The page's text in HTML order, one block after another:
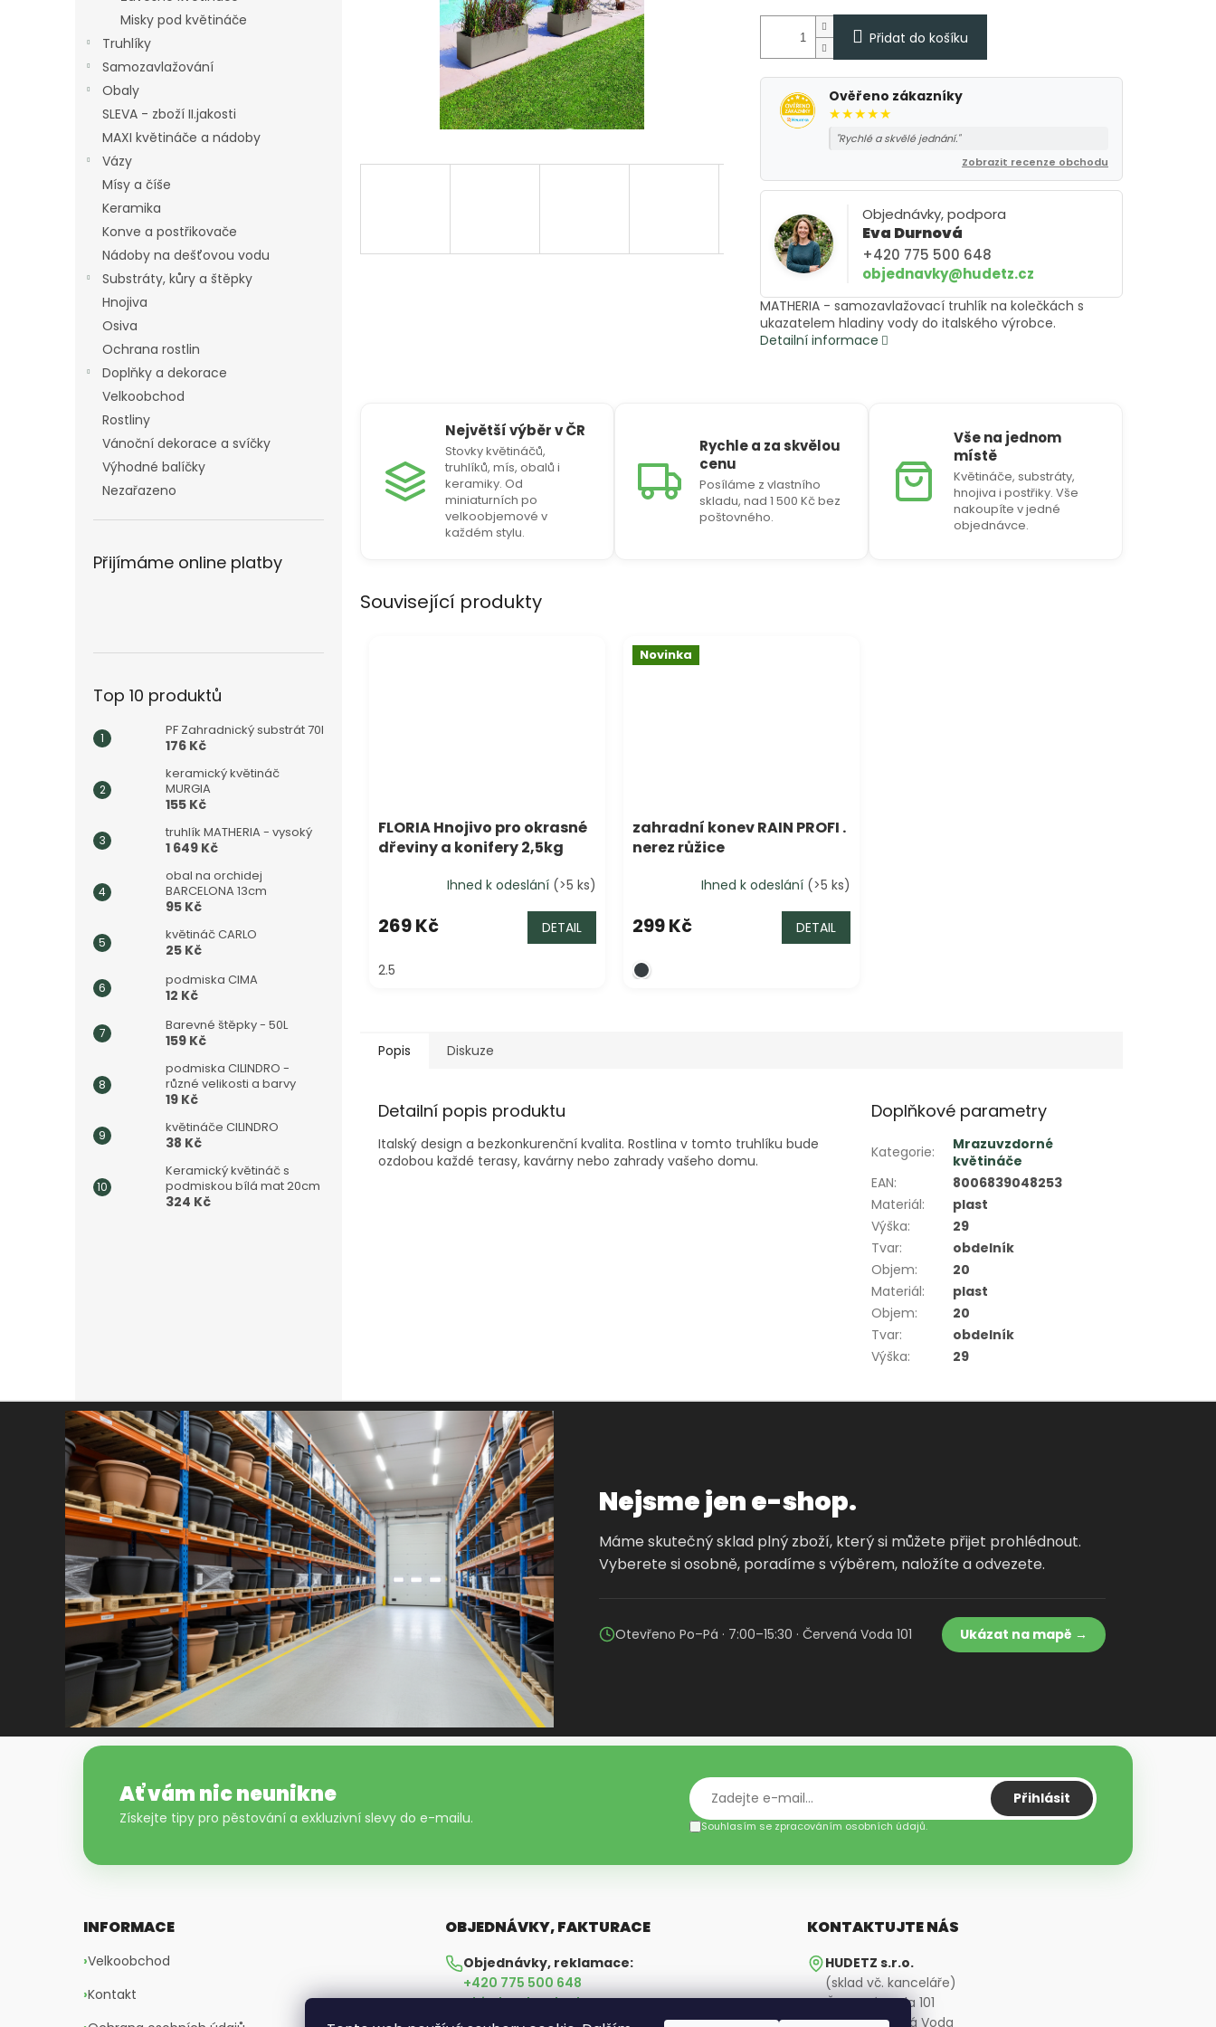
Misky pod květináče
Truhlíky
Samozavlažování
Obaly
SLEVA - zboží II.jakosti
MAXI květináče a nádoby
Vázy
Mísy a číše
Keramika
Konve a postřikovače
Nádoby na dešťovou vodu
Substráty, kůry a štěpky
Hnojiva
Osiva
Ochrana rostlin
Doplňky a dekorace
Velkoobchod
Rostliny
Vánoční dekorace a svíčky
Výhodné balíčky
Nezařazeno
Přijímáme online platby
Top 10 produktů
PF Zahradnický substrát 70l
176 Kč
keramický květináč
MURGIA
155 Kč
truhlík MATHERIA - vysoký
1 649 Kč
obal na orchidej
BARCELONA 13cm
95 Kč
květináč CARLO
25 Kč
podmiska CIMA
12 Kč
Barevné štěpky - 50L
159 Kč
podmiska CILINDRO -
různé velikosti a barvy
19 Kč
květináče CILINDRO
38 Kč
Keramický květináč s
podmiskou bílá mat 20cm
324 Kč
Přidat do košíku
Ověřeno zákazníky
★★★★★
"Rychlé a skvělé jednání."
Zobrazit recenze obchodu
Objednávky, podpora
Eva Durnová
+420 775 500 648
objednavky@hudetz.cz
MATHERIA - samozavlažovací truhlík na kolečkách s
ukazatelem hladiny vody do italského výrobce.
Detailní informace
Největší výběr v ČR
Stovky květináčů,
truhlíků, mís, obalů i
keramiky. Od
miniaturních po
velkoobjemové v
každém stylu.
Rychle a za skvělou
cenu
Posíláme z vlastního
skladu, nad 1 500 Kč bez
poštovného.
Vše na jednom
místě
Květináče, substráty,
hnojiva i postřiky. Vše
nakoupíte v jedné
objednávce.
Související produkty
FLORIA Hnojivo pro okrasné
dřeviny a konifery 2,5kg
Ihned k odeslání (>5 ks)
269 Kč DETAIL
2.5
Novinka
zahradní konev RAIN PROFI .
nerez růžice
Ihned k odeslání (>5 ks)
299 Kč DETAIL
Popis Diskuze
Detailní popis produktu
Italský design a bezkonkurenční kvalita. Rostlina v tomto truhlíku bude
ozdobou každé terasy, kavárny nebo zahrady vašeho domu.
Doplňkové parametry
Kategorie:
Mrazuvzdorné
květináče
EAN:
8006839048253
Materiál:
plast
Výška:
29
Tvar:
obdelník
Objem:
20
Materiál:
plast
Objem:
20
Tvar:
obdelník
Výška: 29
Nejsme jen e-shop.
Máme skutečný sklad plný zboží, který si můžete přijet prohlédnout.
Vyberete si osobně, poradíme s výběrem, naložíte a odvezete.
Otevřeno Po–Pá · 7:00–15:30 · Červená Voda 101 Ukázat na mapě →
Ať vám nic neunikne
Získejte tipy pro pěstování a exkluzivní slevy do e-mailu.
Přihlásit
Souhlasím se zpracováním osobních údajů.
INFORMACE
Velkoobchod
Kontakt
OBJEDNÁVKY, FAKTURACE
Objednávky, reklamace:
+420 775 500 648
objednavky@hudetz.cz
KONTAKTUJTE NÁS
HUDETZ s.r.o.
(sklad vč. kanceláře)
Červená Voda 101
561 61 Červená Voda